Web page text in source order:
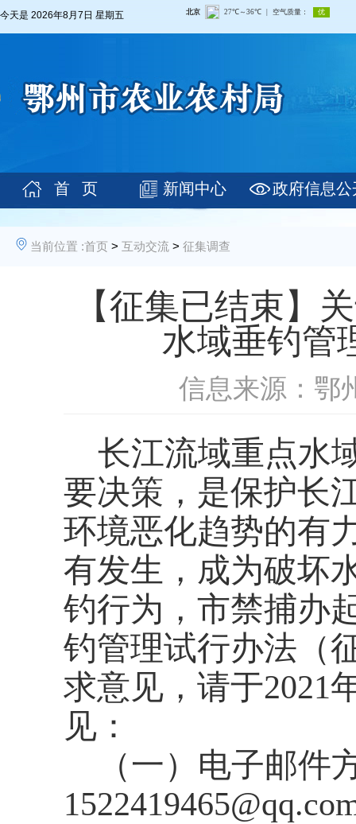
今天是 2026年8月7日 星期五
首 页 新闻中心 政府信息公
当前位置 :首页 > 互动交流 > 征集调查
【征集已结束】
水域垂钓管
信息来源：鄂
长江流域重点水
要决策，是保护长
环境恶化趋势的有
有发生，成为破坏
钓行为，市禁捕办
钓管理试行办法 （
求意见，请于2021
见：
（一）电子邮件